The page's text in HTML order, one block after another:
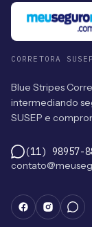
CORRETORA
Blue Stripes
intermediando
SUSEP e
(11) 98957-